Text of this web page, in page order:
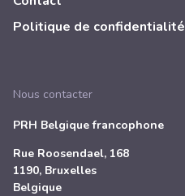
Politique de confidentialité
Nous contacter
PRH Belgique francophone
Rue Roosendael, 168
1190, Bruxelles
Belgique